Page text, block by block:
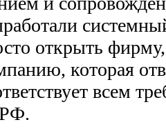
открыть
которая
всем